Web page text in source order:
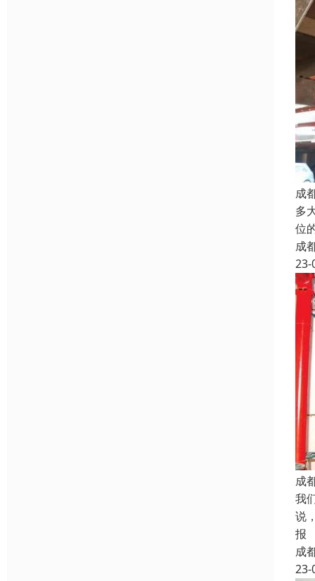
成
多
位
成
23-
成
我
说
报
成
23-